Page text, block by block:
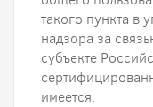
такого пункта в
надзора за
субъекте
имеется.